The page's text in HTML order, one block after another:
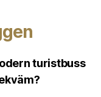
turistbuss